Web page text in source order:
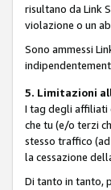
risultano da Link
violazione o un
Sono ammessi
5. Limitazioni
I tag degli affiliati
che tu (e/o terzi
stesso traffico
la cessazione
Di tanto in tanto,